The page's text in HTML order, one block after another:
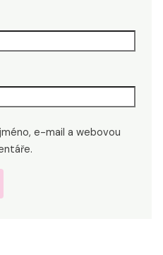
e-mail a webovou